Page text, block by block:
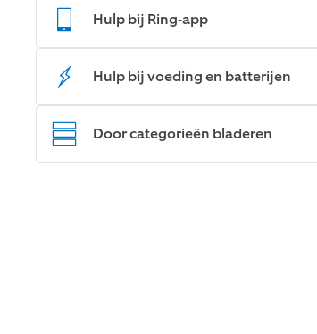
Hulp bij Ring-app
Hulp bij voeding en batterijen
Door categorieën bladeren